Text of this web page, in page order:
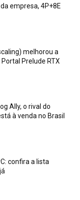
empresa, 4P+8E
melhorou a
Prelude RTX
Ally, o rival do
à venda no Brasil
confira a lista